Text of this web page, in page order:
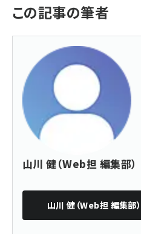
この記事の筆者
山川 健（Web担 編集部）
山川 健（Web担 編集部）